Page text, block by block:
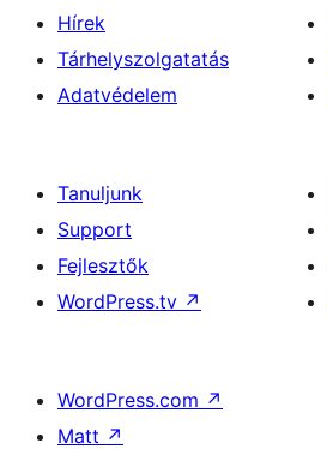
Hírek
Tárhelyszolgatatás
Adatvédelem
Tanuljunk
Support
Fejlesztők
WordPress.tv ↗
WordPress.com ↗
Matt ↗